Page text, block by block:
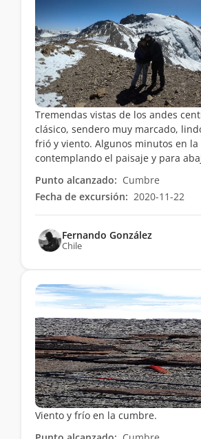
Tremendas vistas de los andes
clásico, sendero muy marcado,
frió y viento. Algunos minutos en
contemplando el paisaje y para
Punto alcanzado: Cumbre
Fecha de excursión: 2020-11-22
Fernando González
Chile
Viento y frío en la cumbre.